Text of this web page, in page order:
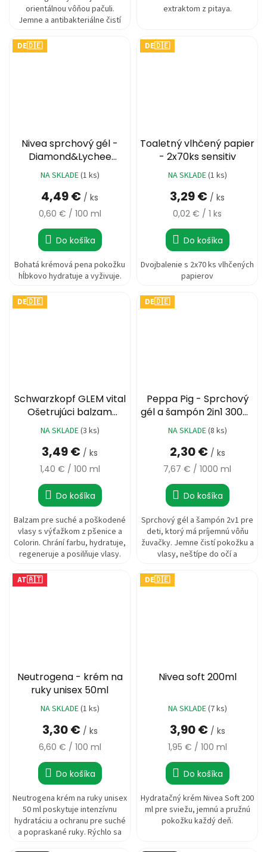
orientálnou vôňou pačuli.
Jemne a antibakteriálne čistí
extraktom z pitaya.
DE🇩🇪
Nivea sprchový gél -
Diamond&Lychee
Extract 750ml
Priemerné
produktu
NA SKLADE(1 ks)
4,49 € / ks
Jednotková
0,60 € / 100 ml
Do košíka
Bohatá krémová pena pokožku
hĺbkovo hydratuje a vyživuje.
DE🇩🇪
Toaletný vlhčený papier
- 2x70ks sensitiv
NA SKLADE(1 ks)
3,29 € / ks
Jednotková
0,02 € / 1 ks
Do košíka
Dvojbalenie s 2x70 ks vlhčených
papierov
DE🇩🇪
Schwarzkopf GLEM vital
Ošetrujúci balzam
Wheat & Colorin 250ml
NA SKLADE(3 ks)
3,49 € / ks
Jednotková
1,40 € / 100 ml
Do košíka
Balzam pre suché a poškodené
vlasy s výťažkom z pšenice a
Colorin. Chrání farbu, hydratuje,
regeneruje a posilňuje vlasy.
DE🇩🇪
Peppa Pig - Sprchový
gél a šampón 2in1 300ml
Bubble Gum NEW
NA SKLADE(8 ks)
2,30 € / ks
Jednotková
7,67 € / 1000 ml
Do košíka
Sprchový gél a šampón 2v1 pre
deti, ktorý má príjemnú vôňu
žuvačky. Jemne čistí pokožku a
vlasy, neštípe do očí a
AT🇦🇹
Neutrogena - krém na
ruky unisex 50ml
NA SKLADE(1 ks)
3,30 € / ks
Jednotková
6,60 € / 100 ml
Do košíka
Neutrogena krém na ruky unisex
50 ml poskytuje intenzívnu
hydratáciu a ochranu pre suché
a popraskané ruky. Rýchlo sa
DE🇩🇪
Nivea soft 200ml
NA SKLADE(7 ks)
3,90 € / ks
Jednotková
1,95 € / 100 ml
Do košíka
Hydratačný krém Nivea Soft 200
ml pre sviežu, jemnú a pružnú
pokožku každý deň.